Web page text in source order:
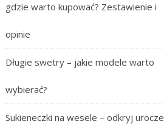
gdzie warto kupować? Zestawienie i
opinie
Długie swetry – jakie modele warto
wybierać?
Sukieneczki na wesele – odkryj urocze